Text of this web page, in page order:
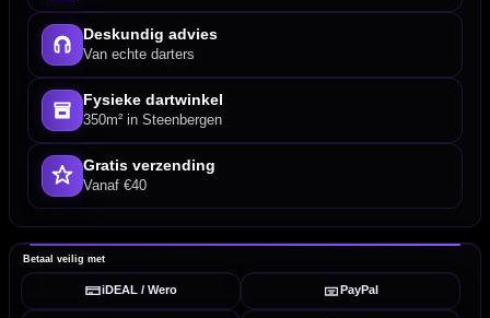
Deskundig advies
Van echte darters
Fysieke dartwinkel
350m² in Steenbergen
Gratis verzending
Vanaf €40
Betaal veilig met
iDEAL / Wero PayPal